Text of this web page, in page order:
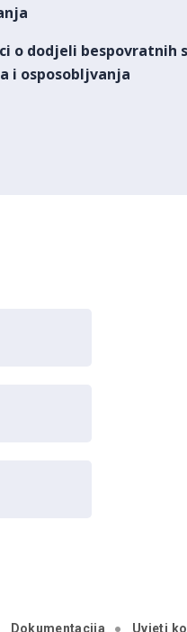
o dodjeli bespovratnih
i osposobljvanja
Dokumentacija Uvjeti